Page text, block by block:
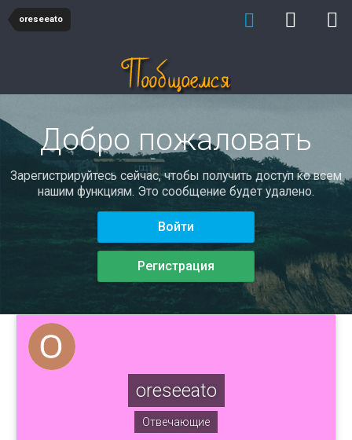
oreseeato
Добро пожаловать
Зарегистрируйтесь сейчас, чтобы получить доступ ко всем
нашим функциям. Это сообщение будет удалено.
Войти
Регистрация
oreseeato
Отвечающие